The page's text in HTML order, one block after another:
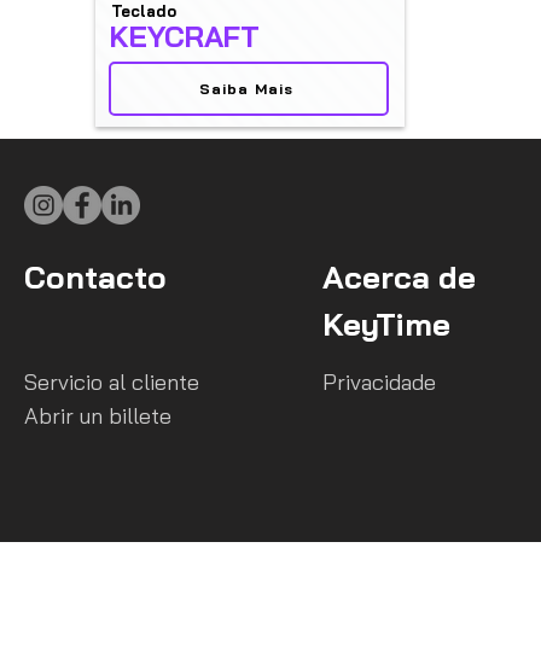
KEYCRAFT
Teclado
Saiba Mais
Contacto
Servicio al cliente
Abrir un billete
Acerca de
KeyTime
Privacidade